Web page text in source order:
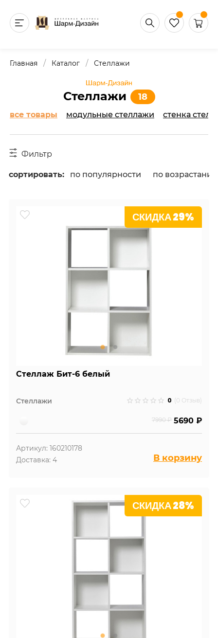
Главная / Каталог / Стеллажи
Стеллажи 18
все товары модульные стеллажи cтенка
Фильтр
сортировать: по популярности по
СКИДКА 29%
Стеллаж Бит-6 белый
Стеллажи 0 (0 Отзыв)
7990 ₽ 5690 ₽
Артикул: 160210178
Доставка: 4
В корзину
СКИДКА 28%